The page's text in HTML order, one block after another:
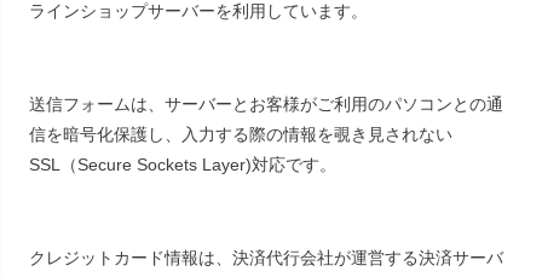
ラインショップサーバーを利用しています。
送信フォームは、サーバーとお客様がご利用のパソコンとの通
信を暗号化保護し、入力する際の情報を覗き見されない
SSL（Secure Sockets Layer)対応です。
クレジットカード情報は、決済代行会社が運営する決済サーバ